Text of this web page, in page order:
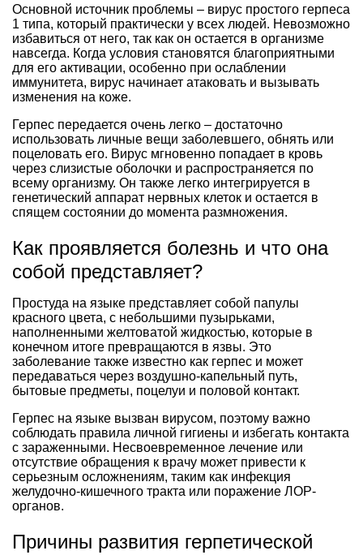
Основной источник проблемы – вирус простого герпеса
1 типа, который практически у всех людей. Невозможно
избавиться от него, так как он остается в организме
навсегда. Когда условия становятся благоприятными
для его активации, особенно при ослаблении
иммунитета, вирус начинает атаковать и вызывать
изменения на коже.
Герпес передается очень легко – достаточно
использовать личные вещи заболевшего, обнять или
поцеловать его. Вирус мгновенно попадает в кровь
через слизистые оболочки и распространяется по
всему организму. Он также легко интегрируется в
генетический аппарат нервных клеток и остается в
спящем состоянии до момента размножения.
Как проявляется болезнь и что она
собой представляет?
Простуда на языке представляет собой папулы
красного цвета, с небольшими пузырьками,
наполненными желтоватой жидкостью, которые в
конечном итоге превращаются в язвы. Это
заболевание также известно как герпес и может
передаваться через воздушно-капельный путь,
бытовые предметы, поцелуи и половой контакт.
Герпес на языке вызван вирусом, поэтому важно
соблюдать правила личной гигиены и избегать контакта
с зараженными. Несвоевременное лечение или
отсутствие обращения к врачу может привести к
серьезным осложнениям, таким как инфекция
желудочно-кишечного тракта или поражение ЛОР-
органов.
Причины развития герпетической